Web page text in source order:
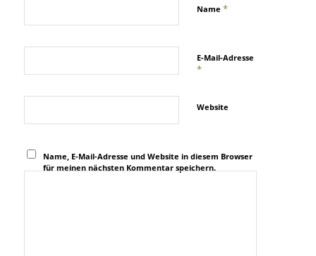
Name *
E-Mail-Adresse
*
Website
Name, E-Mail-Adresse und Website in diesem Browser
für meinen nächsten Kommentar speichern.